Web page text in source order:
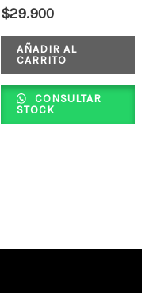
$29.900
AÑADIR AL
CARRITO
CONSULTAR
STOCK